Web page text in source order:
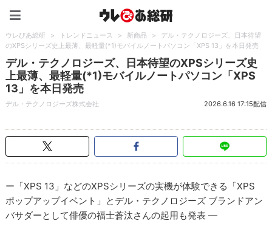
ウレぴあ総研 > トレンドニュース > 新商品 >
デル・テクノロジーズ、日本待望
のXPSシリーズ史上最薄、最軽量(*1)モバイルノートパソコン「XPS 13」を本日発売
デル・テクノロジーズ、日本待望のXPSシリーズ史
上最薄、最軽量(*1)モバイルノートパソコン「XPS
13」を本日発売
デル・テクノロジーズ株式会社 2026.6.16 17:15配信
ー「XPS 13」などのXPSシリーズの実機が体験できる「XPS
ポップアップイベント」とデル・テクノロジーズ ブランドアン
バサダーとして俳優の福士蒼汰さんの起用も発表 ―